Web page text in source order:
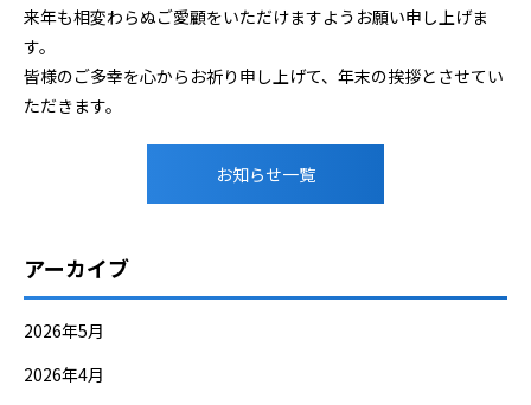
アーカイブ
2026年5月
2026年4月
来年も相変わらぬご愛顧をいただけますようお願い申し上げま
す。
皆様のご多幸を心からお祈り申し上げて、年末の挨拶とさせてい
ただきます。
お知らせ一覧